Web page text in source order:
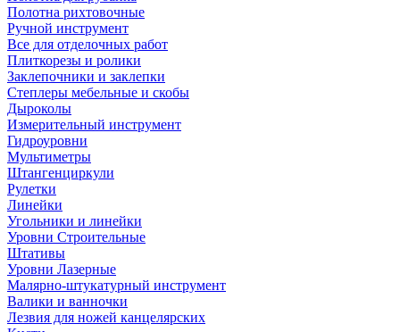
Полотна рихтовочные
Ручной инструмент
Все для отделочных работ
Плиткорезы и ролики
Заклепочники и заклепки
Степлеры мебельные и скобы
Дыроколы
Измерительный инструмент
Гидроуровни
Мультиметры
Штангенциркули
Рулетки
Линейки
Угольники и линейки
Уровни Строительные
Штативы
Уровни Лазерные
Малярно-штукатурный инструмент
Валики и ванночки
Лезвия для ножей канцелярских